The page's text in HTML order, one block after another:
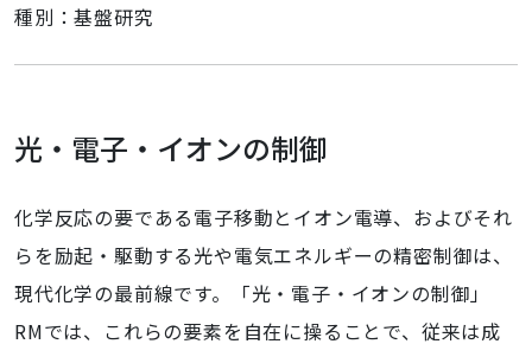
種別：基盤研究
光・電子・イオンの制御
化学反応の要である電子移動とイオン電導、およびそれ
らを励起・駆動する光や電気エネルギーの精密制御は、
現代化学の最前線です。「光・電子・イオンの制御」
RMでは、これらの要素を自在に操ることで、従来は成